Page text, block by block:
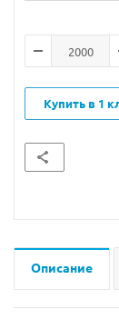
Купить в 1
Описание